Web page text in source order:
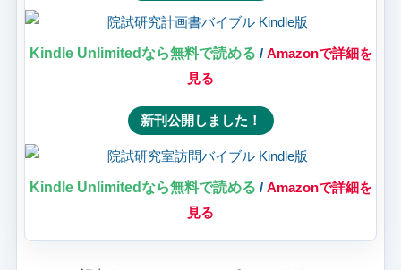
Kindle Unlimitedなら無料で読める / Amazonで詳細を
見る
新刊公開しました！
Kindle Unlimitedなら無料で読める / Amazonで詳細を
見る